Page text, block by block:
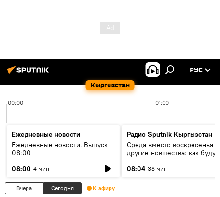
Кыргызстан
РУС
00:00 01:00
Ежедневные новости
Ежедневные новости. Выпуск
08:00
08:00 4 мин
Радио Sputnik Кыргызстан
Среда вместо воскресенья и
другие новшества: как будут
08:04 38 мин
Вчера Сегодня К эфиру